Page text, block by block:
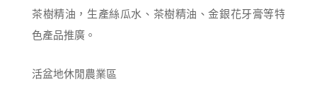
茶樹精油，生產絲瓜水、茶樹精油、金銀花牙膏等特
色產品推廣。
活盆地休閒農業區